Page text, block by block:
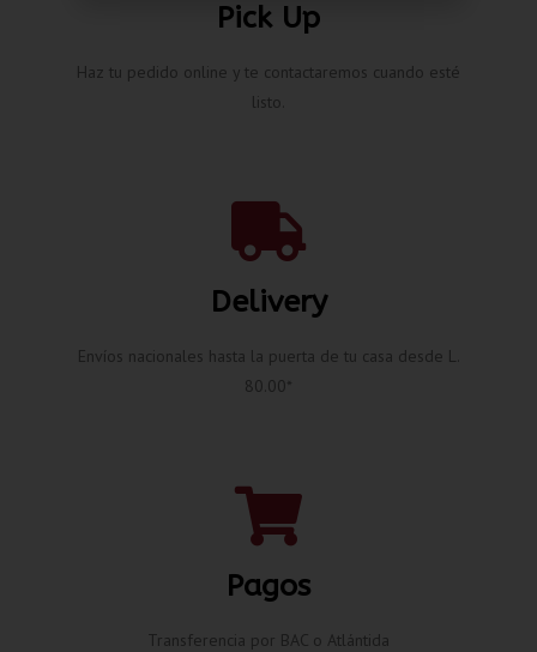
Pick Up
Haz tu pedido online y te contactaremos cuando esté
listo.
Delivery
Envíos nacionales hasta la puerta de tu casa desde L.
80.00*
Pagos
Transferencia por BAC o Atlántida